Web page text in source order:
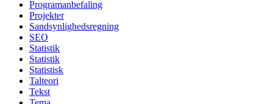
Programanbefaling
Projekter
Sandsynlighedsregning
SEO
Statistik
Statistik
Statistisk
Talteori
Tekst